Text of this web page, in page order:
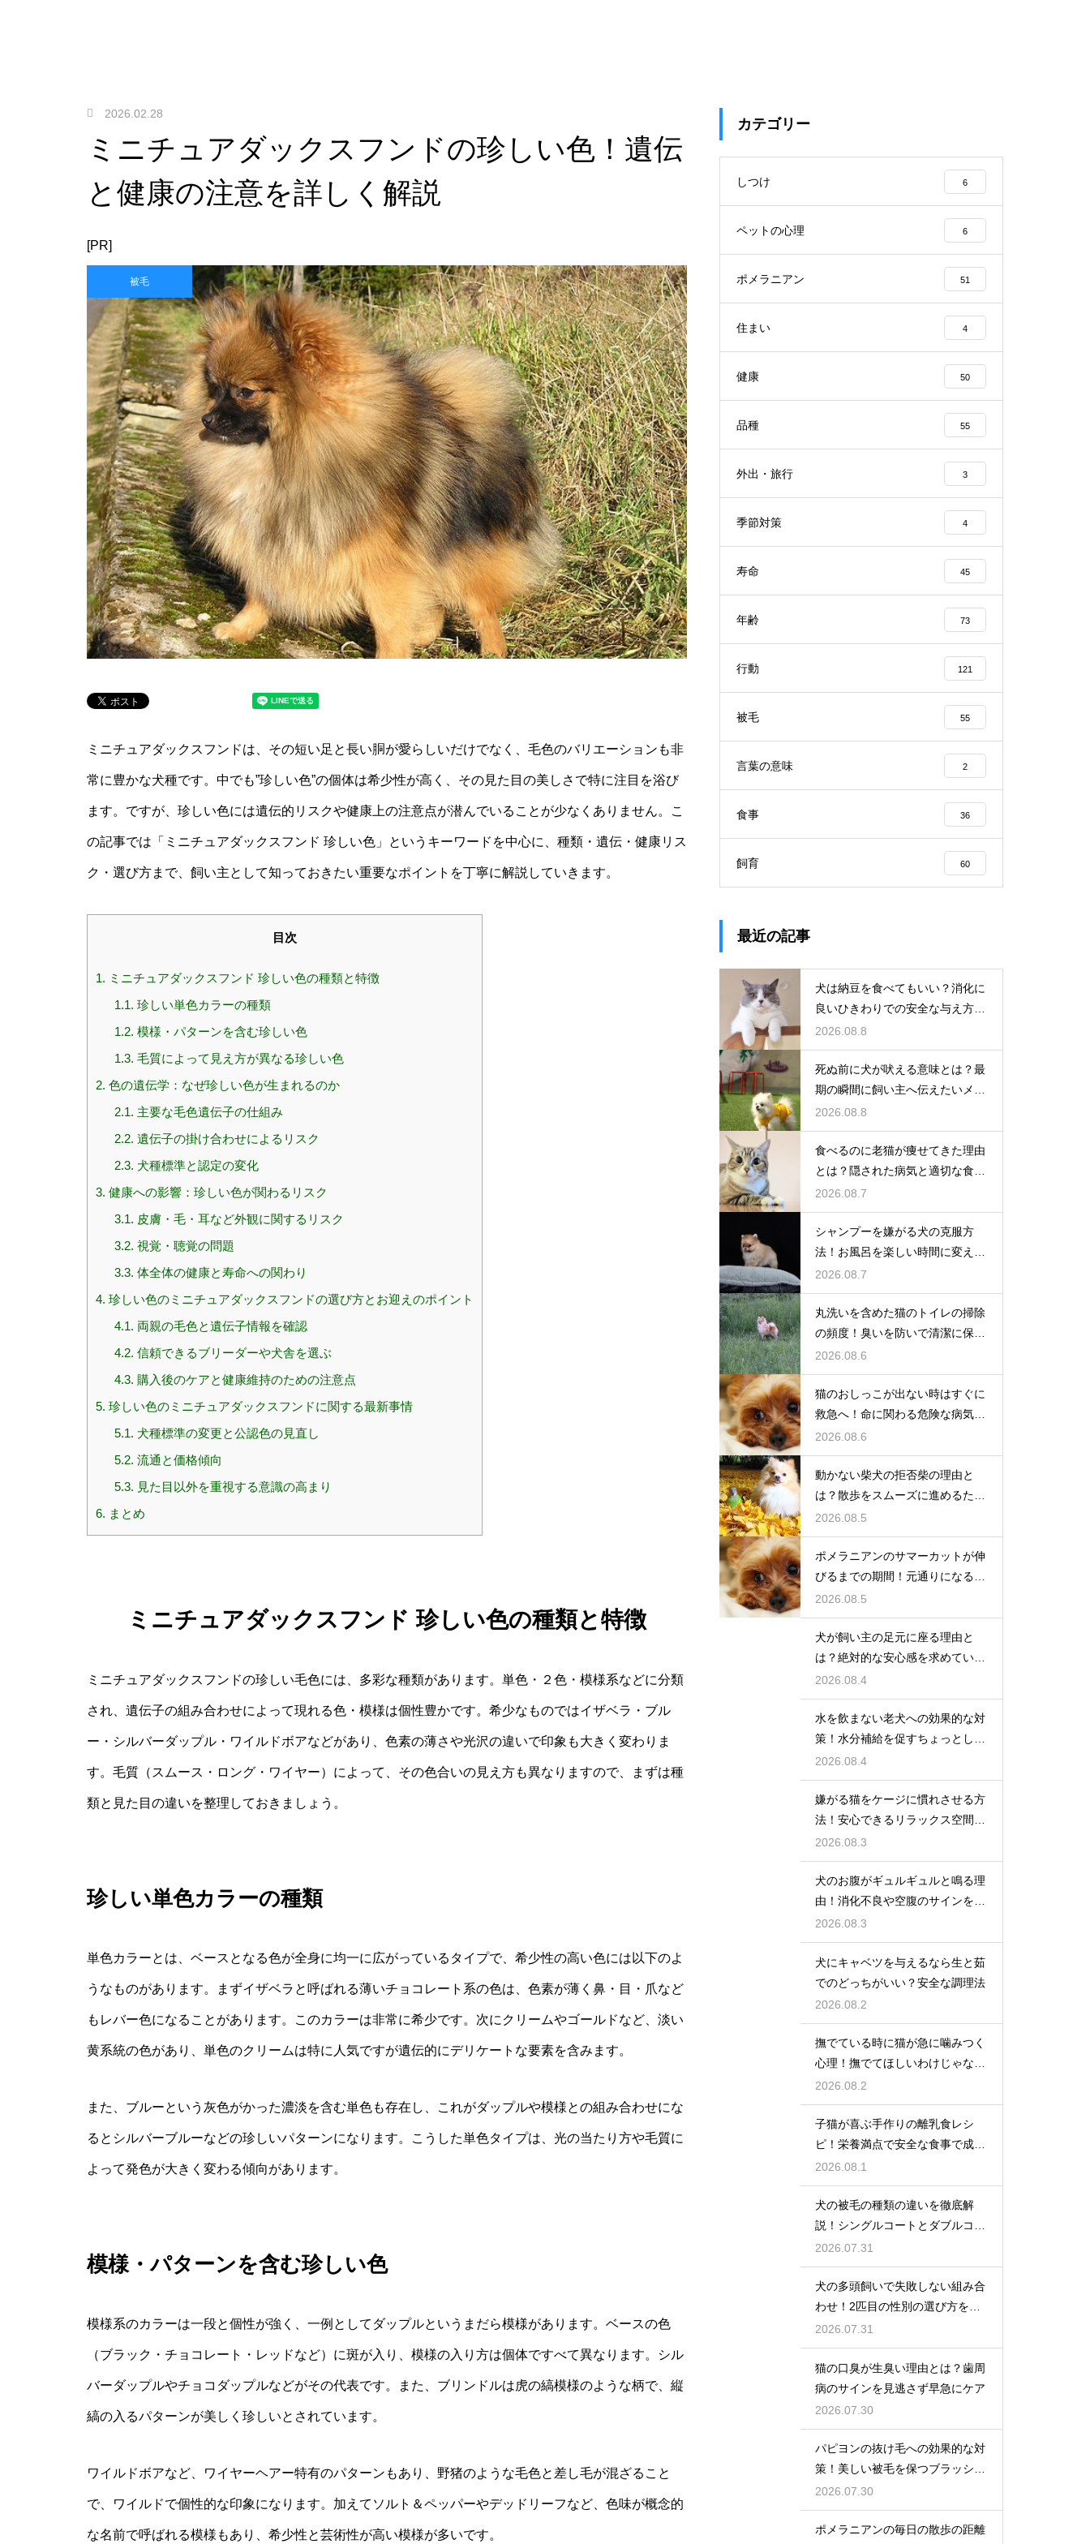
2026.02.28
ミニチュアダックスフンドの珍しい色！遺伝
と健康の注意を詳しく解説
[PR]
被毛
ミニチュアダックスフンドは、その短い足と長い胴が愛らしいだけでなく、毛色のバリエーションも非
常に豊かな犬種です。中でも”珍しい色”の個体は希少性が高く、その見た目の美しさで特に注目を浴び
ます。ですが、珍しい色には遺伝的リスクや健康上の注意点が潜んでいることが少なくありません。こ
の記事では「ミニチュアダックスフンド 珍しい色」というキーワードを中心に、種類・遺伝・健康リス
ク・選び方まで、飼い主として知っておきたい重要なポイントを丁寧に解説していきます。
目次
1. ミニチュアダックスフンド 珍しい色の種類と特徴
1.1. 珍しい単色カラーの種類
1.2. 模様・パターンを含む珍しい色
1.3. 毛質によって見え方が異なる珍しい色
2. 色の遺伝学：なぜ珍しい色が生まれるのか
2.1. 主要な毛色遺伝子の仕組み
2.2. 遺伝子の掛け合わせによるリスク
2.3. 犬種標準と認定の変化
3. 健康への影響：珍しい色が関わるリスク
3.1. 皮膚・毛・耳など外観に関するリスク
3.2. 視覚・聴覚の問題
3.3. 体全体の健康と寿命への関わり
4. 珍しい色のミニチュアダックスフンドの選び方とお迎えのポイント
4.1. 両親の毛色と遺伝子情報を確認
4.2. 信頼できるブリーダーや犬舎を選ぶ
4.3. 購入後のケアと健康維持のための注意点
5. 珍しい色のミニチュアダックスフンドに関する最新事情
5.1. 犬種標準の変更と公認色の見直し
5.2. 流通と価格傾向
5.3. 見た目以外を重視する意識の高まり
6. まとめ
ミニチュアダックスフンド 珍しい色の種類と特徴
ミニチュアダックスフンドの珍しい毛色には、多彩な種類があります。単色・２色・模様系などに分類
され、遺伝子の組み合わせによって現れる色・模様は個性豊かです。希少なものではイザベラ・ブル
ー・シルバーダップル・ワイルドボアなどがあり、色素の薄さや光沢の違いで印象も大きく変わりま
す。毛質（スムース・ロング・ワイヤー）によって、その色合いの見え方も異なりますので、まずは種
類と見た目の違いを整理しておきましょう。
珍しい単色カラーの種類
単色カラーとは、ベースとなる色が全身に均一に広がっているタイプで、希少性の高い色には以下のよ
うなものがあります。まずイザベラと呼ばれる薄いチョコレート系の色は、色素が薄く鼻・目・爪など
もレバー色になることがあります。このカラーは非常に希少です。次にクリームやゴールドなど、淡い
黄系統の色があり、単色のクリームは特に人気ですが遺伝的にデリケートな要素を含みます。
また、ブルーという灰色がかった濃淡を含む単色も存在し、これがダップルや模様との組み合わせにな
るとシルバーブルーなどの珍しいパターンになります。こうした単色タイプは、光の当たり方や毛質に
よって発色が大きく変わる傾向があります。
模様・パターンを含む珍しい色
模様系のカラーは一段と個性が強く、一例としてダップルというまだら模様があります。ベースの色
（ブラック・チョコレート・レッドなど）に斑が入り、模様の入り方は個体ですべて異なります。シル
バーダップルやチョコダップルなどがその代表です。また、ブリンドルは虎の縞模様のような柄で、縦
縞の入るパターンが美しく珍しいとされています。
ワイルドボアなど、ワイヤーヘアー特有のパターンもあり、野猪のような毛色と差し毛が混ざること
で、ワイルドで個性的な印象になります。加えてソルト＆ペッパーやデッドリーフなど、色味が概念的
な名前で呼ばれる模様もあり、希少性と芸術性が高い模様が多いです。
カテゴリー
しつけ 6
ペットの心理 6
ポメラニアン 51
住まい 4
健康 50
品種 55
外出・旅行 3
季節対策 4
寿命 45
年齢 73
行動 121
被毛 55
言葉の意味 2
食事 36
飼育 60
最近の記事
犬は納豆を食べてもいい？消化に
良いひきわりでの安全な与え方を
解説
2026.08.8
死ぬ前に犬が吠える意味とは？最
期の瞬間に飼い主へ伝えたいメッ
セージ
2026.08.8
食べるのに老猫が痩せてきた理由
とは？隠された病気と適切な食事
ケア
2026.08.7
シャンプーを嫌がる犬の克服方
法！お風呂を楽しい時間に変える
魔法
2026.08.7
丸洗いを含めた猫のトイレの掃除
の頻度！臭いを防いで清潔に保つ
コツ
2026.08.6
猫のおしっこが出ない時はすぐに
救急へ！命に関わる危険な病気と
は
2026.08.6
動かない柴犬の拒否柴の理由と
は？散歩をスムーズに進めるため
の対策
2026.08.5
ポメラニアンのサマーカットが伸
びるまでの期間！元通りになるの
か
2026.08.5
犬が飼い主の足元に座る理由と
は？絶対的な安心感を求めている
心理
2026.08.4
水を飲まない老犬への効果的な対
策！水分補給を促すちょっとした
工夫
2026.08.4
嫌がる猫をケージに慣れさせる方
法！安心できるリラックス空間の
作り方
2026.08.3
犬のお腹がギュルギュルと鳴る理
由！消化不良や空腹のサインを解
説
2026.08.3
犬にキャベツを与えるなら生と茹
でのどっちがいい？安全な調理法
2026.08.2
撫でている時に猫が急に噛みつく
心理！撫でてほしいわけじゃな
い？
2026.08.2
子猫が喜ぶ手作りの離乳食レシ
ピ！栄養満点で安全な食事で成長
を応援
2026.08.1
犬の被毛の種類の違いを徹底解
説！シングルコートとダブルコー
トの謎
2026.07.31
犬の多頭飼いで失敗しない組み合
わせ！2匹目の性別の選び方を解
説
2026.07.31
猫の口臭が生臭い理由とは？歯周
病のサインを見逃さず早急にケア
2026.07.30
パピヨンの抜け毛への効果的な対
策！美しい被毛を保つブラッシン
グ
2026.07.30
ポメラニアンの毎日の散歩の距離